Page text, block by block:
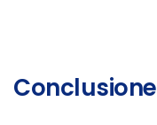
Conclusione